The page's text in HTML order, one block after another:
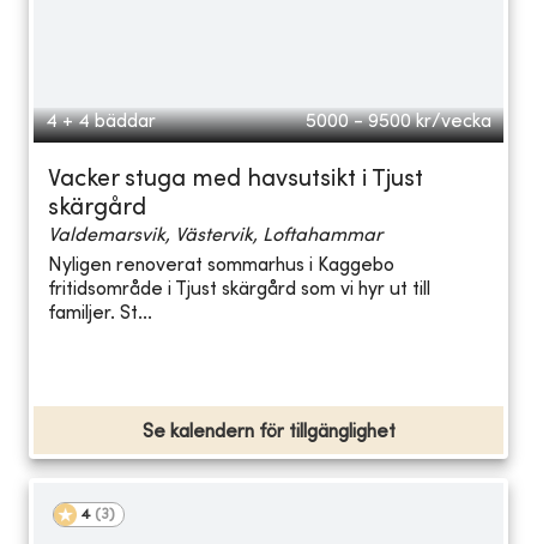
4 + 4 bäddar 5000 - 9500 kr/vecka
Vacker stuga med havsutsikt i Tjust
skärgård
Valdemarsvik, Västervik, Loftahammar
Nyligen renoverat sommarhus i Kaggebo
fritidsområde i Tjust skärgård som vi hyr ut till
familjer. St...
Se kalendern för tillgänglighet
4 (3)